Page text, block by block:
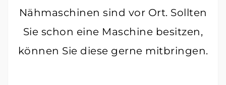
Nähmaschinen sind vor Ort. Sollten
Sie schon eine Maschine besitzen,
können Sie diese gerne mitbringen.